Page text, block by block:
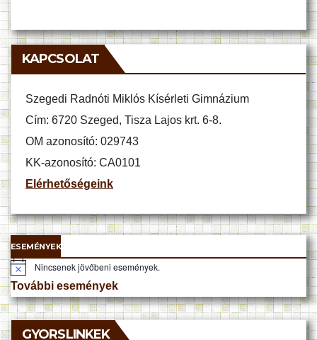
KAPCSOLAT
Szegedi Radnóti Miklós Kísérleti Gimnázium
Cím: 6720 Szeged, Tisza Lajos krt. 6-8.
OM azonosító: 029743
KK-azonosító: CA0101
Elérhetőségeink
ESEMÉNYEK
N
o
t
i
c
e
Nincsenek jövőbeni események.
További események
GYORSLINKEK